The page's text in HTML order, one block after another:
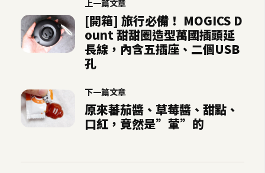
上一篇文章
[開箱] 旅行必備！ MOGICS D
ount 甜甜圈造型萬國插頭延
長線，內含五插座、二個USB
孔
下一篇文章
原來蕃茄醬、草莓醬、甜點、
口紅，竟然是”葷”的